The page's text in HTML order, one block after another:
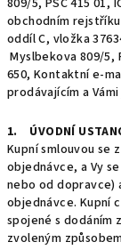
809/5, PSČ 415 01,
obchodním
oddíl C, vložka
Myslbekova 809/5,
650, Kontaktní e-
prodávajícím a
1. ÚVODNÍ
Kupní smlouvou se
objednávce, a Vy
nebo od dopravce)
objednávce. Kupní
spojené s dodáním
zvoleným